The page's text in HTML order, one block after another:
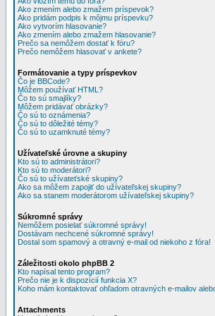
Ako zmením alebo zmažem príspevok?
Ako pridám podpis k môjmu príspevku?
Ako vytvorím hlasovanie?
Ako zmením alebo zmažem hlasovanie?
Prečo sa nemôžem dostať k fóru?
Prečo nemôžem hlasovať v ankete?
Formátovanie a typy príspevkov
Čo je BBCode?
Môžem používať HTML?
Čo to sú smajlíky?
Môžem pridávať obrázky?
Čo sú to oznámenia?
Čo sú to dôležité témy?
Čo sú to uzamknuté témy?
Užívateľské úrovne a skupiny
Kto sú to administrátori?
Kto sú to moderátori?
Čo sú to užívateťské skupiny?
Ako sa môžem zapojiť do užívateľskej skupiny?
Ako sa stanem moderátorom užívateľskej skupiny?
Súkromné správy
Nemôžem posielať súkromné správy!
Dostávam nechcené súkromné správy!
Dostal som spamový a otravný e-mail od niekoho z fóra!
Záležitosti okolo phpBB 2
Kto napísal tento program?
Prečo nie je k dispozícií funkcia X?
Koho mám kontaktovať ohľadom otravných e-mailov
Attachments